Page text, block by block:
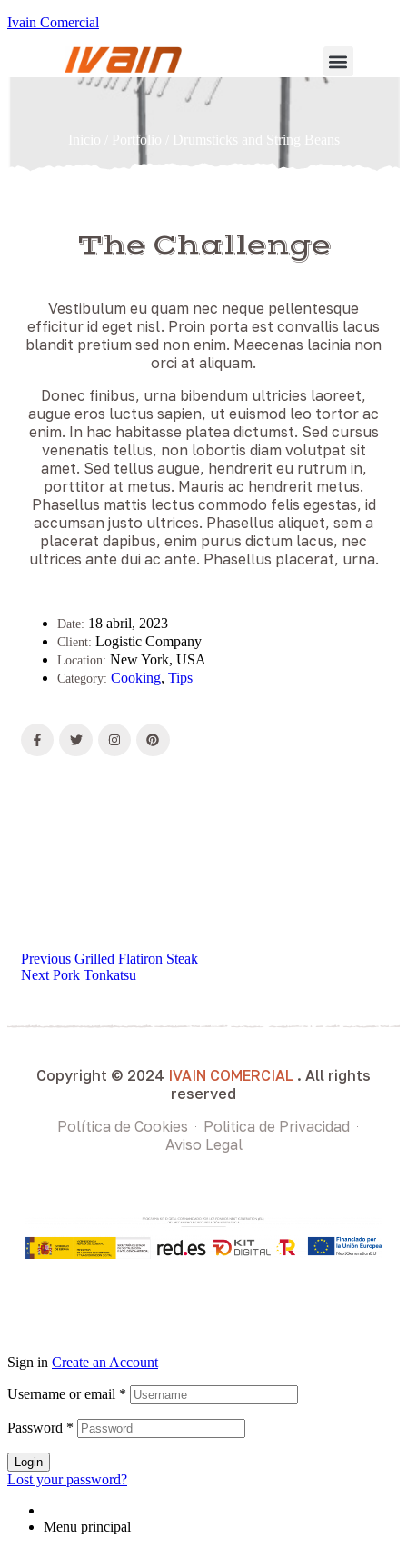
Ivain Comercial
Portfolio / Drumsticks and String Beans
The Challenge
Vestibulum eu quam nec neque pellentesque
efficitur id eget nisl. Proin porta est convallis lacus
blandit pretium sed non enim. Maecenas lacinia non
orci at aliquam.
Donec finibus, urna bibendum ultricies laoreet,
augue eros luctus sapien, ut euismod leo tortor ac
enim. In hac habitasse platea dictumst. Sed cursus
venenatis tellus, non lobortis diam volutpat sit
amet. Sed tellus augue, hendrerit eu rutrum in,
porttitor at metus. Mauris ac hendrerit metus.
Phasellus mattis lectus commodo felis egestas, id
accumsan justo ultrices. Phasellus aliquet, sem a
placerat dapibus, enim purus dictum lacus, nec
ultrices ante dui ac ante. Phasellus placerat, urna.
Date: 18 abril, 2023
Client: Logistic Company
Location: New York, USA
Category: Cooking, Tips
Previous Grilled Flatiron Steak
Next Pork Tonkatsu
Copyright © 2024 IVAIN COMERCIAL . All rights
reserved
Política de Cookies
Politica de Privacidad
Aviso Legal
Sign in Create an Account
Username or email *
Password *
Login
Lost your password?
Menu principal